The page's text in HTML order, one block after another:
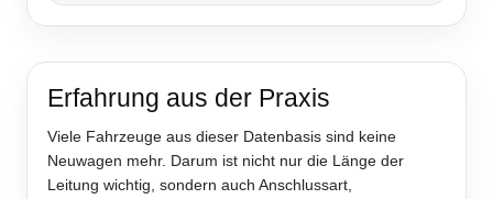
Erfahrung aus der Praxis
Viele Fahrzeuge aus dieser Datenbasis sind keine
Neuwagen mehr. Darum ist nicht nur die Länge der
Leitung wichtig, sondern auch Anschlussart,